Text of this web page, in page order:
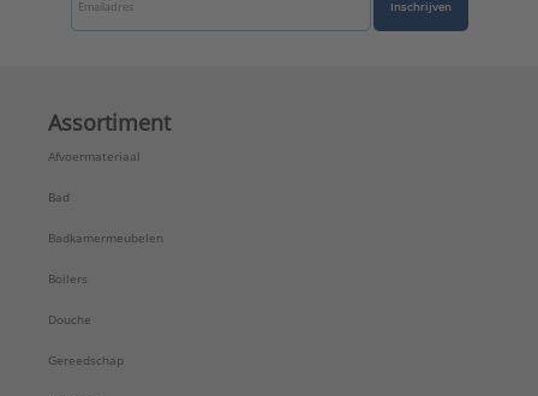
Inschrijven
Assortiment
Afvoermateriaal
Bad
Badkamermeubelen
Boilers
Douche
Gereedschap